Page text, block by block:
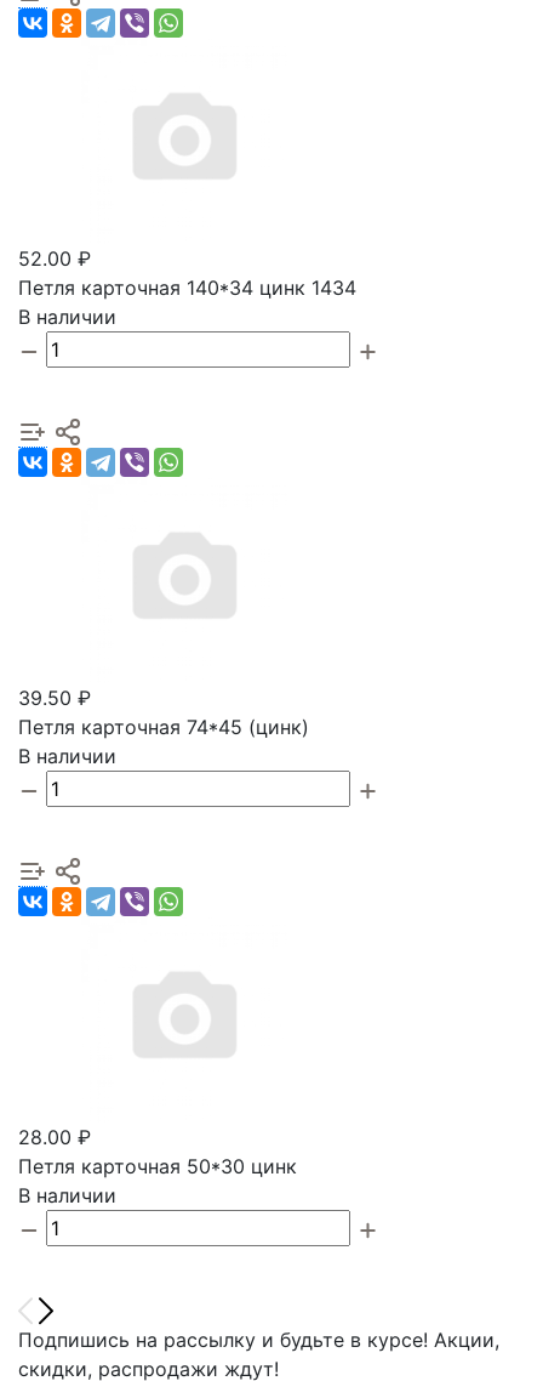
52.00 ₽
Петля карточная 140*34 цинк 1434
В наличии
39.50 ₽
Петля карточная 74*45 (цинк)
В наличии
28.00 ₽
Петля карточная 50*30 цинк
В наличии
Подпишись на рассылку и будьте в курсе! Акции,
скидки, распродажи ждут!